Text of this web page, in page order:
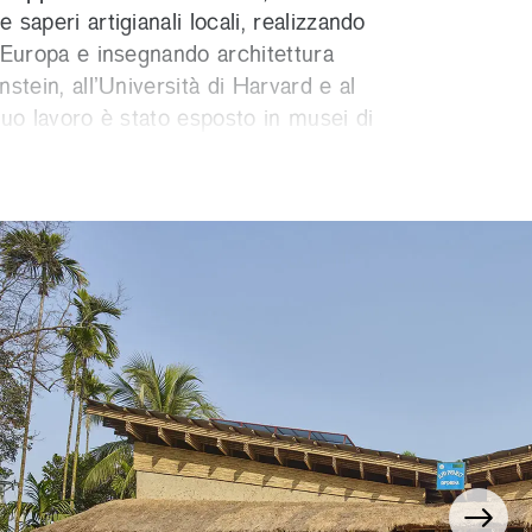
saperi artigianali locali, realizzando
e insegnando architettura
all’Università di Harvard e al
lavoro è stato esposto in musei di
di New York, la Cité de
Ha ricevuto numerosi premi,
for Architecture, il Global Award for
New European Bauhaus Prize
e l’Archdaily Building of the Year
la cattedra onoraria “Earthen
and Sustainable Development”.
dell’Ordine al Merito dal Presidente